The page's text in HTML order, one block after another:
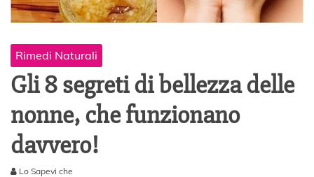
Rimedi Naturali
Gli 8 segreti di bellezza delle
nonne, che funzionano
davvero!
Lo Sapevi che